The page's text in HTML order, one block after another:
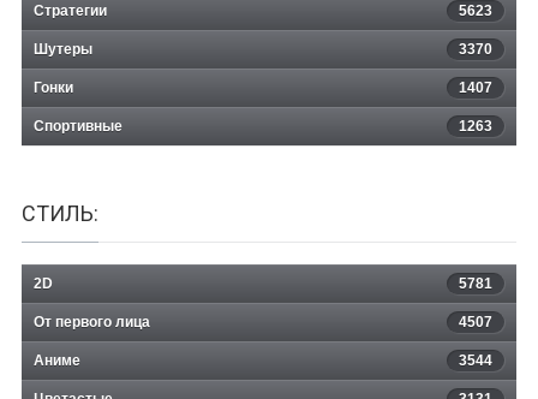
Стратегии 5623
Шутеры 3370
Гонки 1407
Спортивные 1263
СТИЛЬ:
2D 5781
От первого лица 4507
Аниме 3544